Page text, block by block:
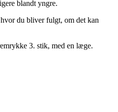
blandt yngre.
du bliver fulgt, om det kan
3. stik, med en læge.